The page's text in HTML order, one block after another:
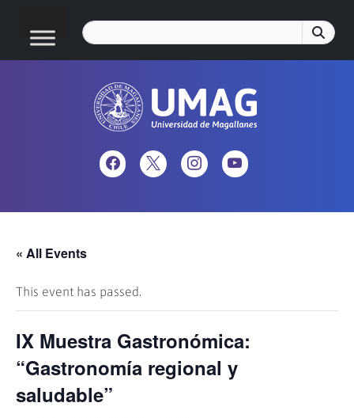
« All Events
This event has passed.
IX Muestra Gastronómica:
“Gastronomía regional y
saludable”